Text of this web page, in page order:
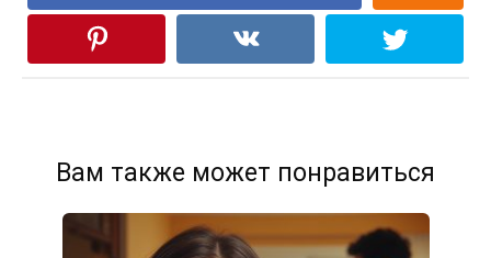
Вам также может понравиться